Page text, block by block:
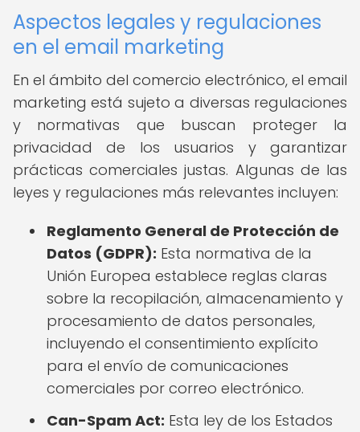
Aspectos legales y regulaciones
en el email marketing
En el ámbito del comercio electrónico, el email
marketing está sujeto a diversas regulaciones
y normativas que buscan proteger la
privacidad de los usuarios y garantizar
prácticas comerciales justas. Algunas de las
leyes y regulaciones más relevantes incluyen:
Reglamento General de Protección de
Datos (GDPR): Esta normativa de la
Unión Europea establece reglas claras
sobre la recopilación, almacenamiento y
procesamiento de datos personales,
incluyendo el consentimiento explícito
para el envío de comunicaciones
comerciales por correo electrónico.
Can-Spam Act: Esta ley de los Estados